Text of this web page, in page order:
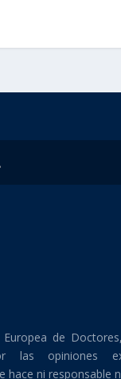
Europea de
las opiniones
hace ni responsable